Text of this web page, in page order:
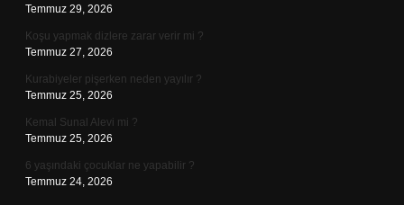
Temmuz 29, 2026
Koşu yapmak dizlere zarar verir mi ?
Temmuz 27, 2026
Kurabiyeler pişerken neden yayılır ?
Temmuz 25, 2026
Kemal Sunal Alevi mi ?
Temmuz 25, 2026
6 yaşındaki çocuklar ne yapabilir ?
Temmuz 24, 2026